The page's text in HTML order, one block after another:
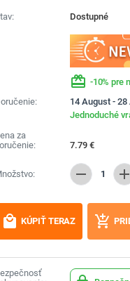
Dostupné
redeem -10% pre
14 August -
Jednoduché
za
7.79€
remove 1 add
local_mall KÚPIŤ TERAZ add_shopping_cart